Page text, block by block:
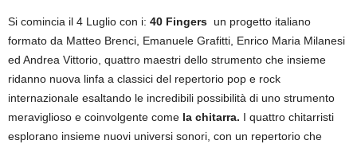
Si comincia il 4 Luglio con i: 40 Fingers un progetto italiano
formato da Matteo Brenci, Emanuele Grafitti, Enrico Maria Milanesi
ed Andrea Vittorio, quattro maestri dello strumento che insieme
ridanno nuova linfa a classici del repertorio pop e rock
internazionale esaltando le incredibili possibilità di uno strumento
meraviglioso e coinvolgente come la chitarra. I quattro chitarristi
esplorano insieme nuovi universi sonori, con un repertorio che